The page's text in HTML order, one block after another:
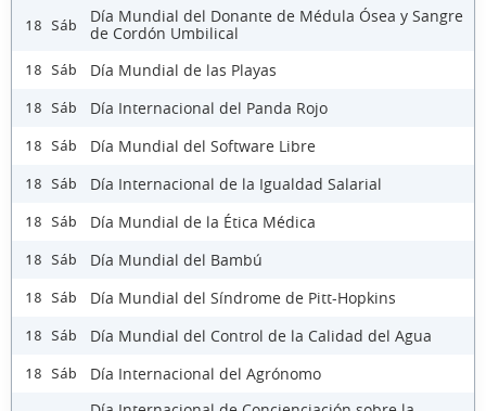
18 Sáb
Día Mundial del Donante de Médula Ósea y Sangre
de Cordón Umbilical
18 Sáb Día Mundial de las Playas
18 Sáb Día Internacional del Panda Rojo
18 Sáb Día Mundial del Software Libre
18 Sáb Día Internacional de la Igualdad Salarial
18 Sáb Día Mundial de la Ética Médica
18 Sáb Día Mundial del Bambú
18 Sáb Día Mundial del Síndrome de Pitt-Hopkins
18 Sáb Día Mundial del Control de la Calidad del Agua
18 Sáb Día Internacional del Agrónomo